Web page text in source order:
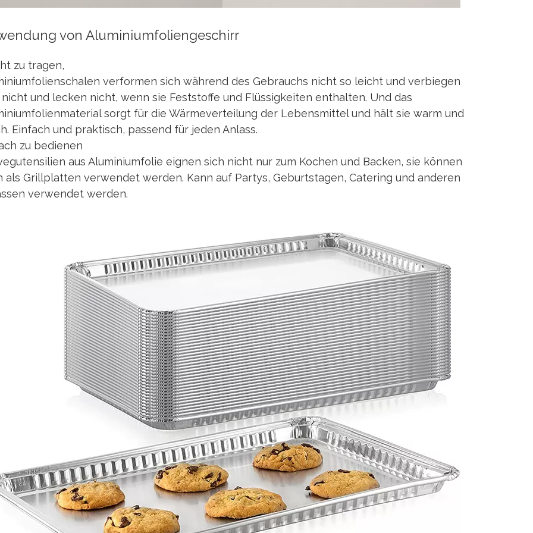
von Aluminiumfoliengeschirr
zu tragen,
verformen sich während des Gebrauchs nicht so leicht und verbiegen
und lecken nicht, wenn sie Feststoffe und Flüssigkeiten enthalten. Und das
sorgt für die Wärmeverteilung der Lebensmittel und hält sie warm und
Einfach und praktisch, passend für jeden Anlass.
zu bedienen
aus Aluminiumfolie eignen sich nicht nur zum Kochen und Backen, sie können
als Grillplatten verwendet werden. Kann auf Partys, Geburtstagen, Catering und anderen
verwendet werden.